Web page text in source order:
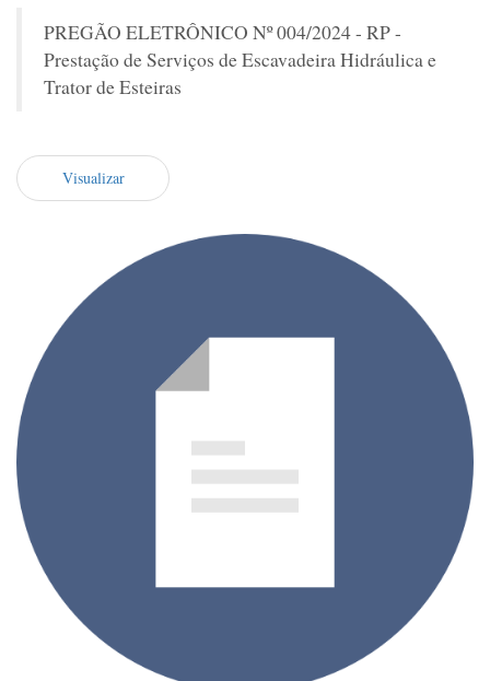
PREGÃO ELETRÔNICO Nº 004/2024 - RP -
Prestação de Serviços de Escavadeira Hidráulica e
Trator de Esteiras
Visualizar